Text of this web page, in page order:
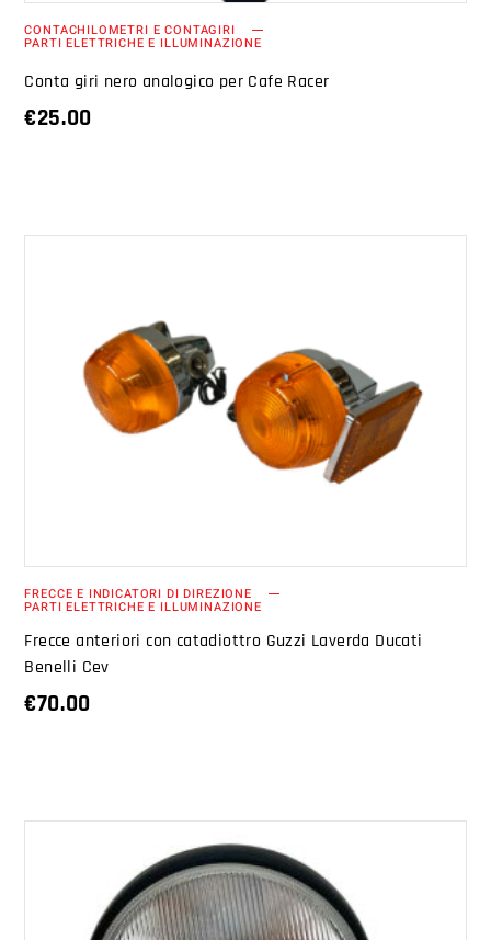
CONTACHILOMETRI E CONTAGIRI
PARTI ELETTRICHE E ILLUMINAZIONE
Conta giri nero analogico per Cafe Racer
€25.00
AGGIUNGI AL CARRELLO
FRECCE E INDICATORI DI DIREZIONE
PARTI ELETTRICHE E ILLUMINAZIONE
Frecce anteriori con catadiottro Guzzi Laverda Ducati
Benelli Cev
€70.00